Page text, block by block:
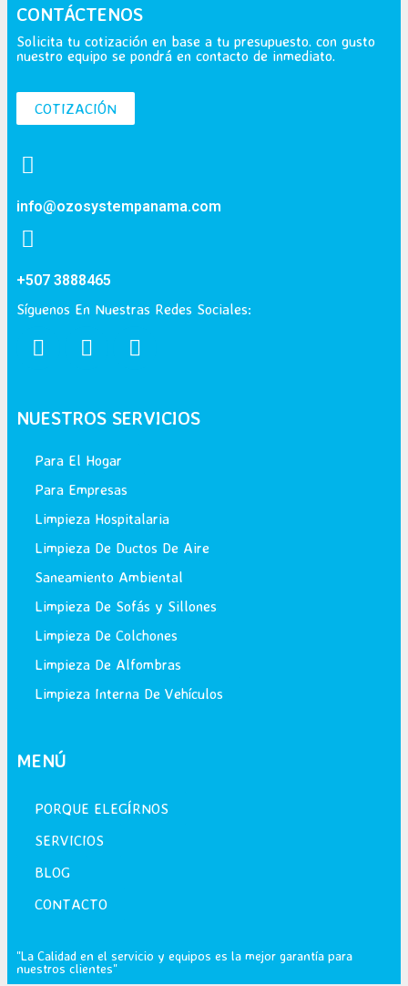
CONTÁCTENOS
Solicita tu cotización en base a tu presupuesto. con gusto
nuestro equipo se pondrá en contacto de inmediato.
COTIZACIÓN
info@ozosystempanama.com
+507 3888465
Síguenos En Nuestras Redes Sociales:
NUESTROS SERVICIOS
Para El Hogar
Para Empresas
Limpieza Hospitalaria
Limpieza De Ductos De Aire
Saneamiento Ambiental
Limpieza De Sofás y Sillones
Limpieza De Colchones
Limpieza De Alfombras
Limpieza Interna De Vehículos
MENÚ
PORQUE ELEGÍRNOS
SERVICIOS
BLOG
CONTACTO
"La Calidad en el servicio y equipos es la mejor garantía para
nuestros clientes"